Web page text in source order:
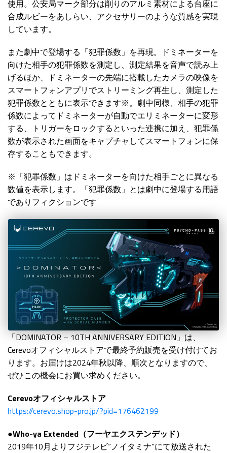
使用。公安局マーク部分は削りのアルミ素材による台座に
合成ルビーをあしらい、アクセサリーのような質感を実現
しています。
また劇中で登場する「犯罪係数」を再現。ドミネーターを
向けた相手の犯罪係数を測定し、測定結果を音声で読み上
げるほか、ドミネーターの先端に搭載したカメラの映像を
スマートフォンアプリでストリーミング再生し、測定した
犯罪係数とともに表示できます※。劇中同様、相手の犯罪
係数によってドミネーターが自動でエリミネーターに変形
する、トリガーをロックするといった連携に加え、犯罪係
数が表示された画面をキャプチャしてスマートフォンに保
存することもできます。
※「犯罪係数」はドミネーターを向けた相手ごとに異なる
数値を表示します。「犯罪係数」とは劇中に登場する用語
でありフィクションです
「DOMINATOR – 10TH ANNIVERSARY EDITION」は、
Cerevoオフィシャルストアで最終予約販売を受け付けてお
ります。お届けは2024年秋以降、順次となりますので、
ぜひこの機会にお買い求めください。
Cerevoオフィシャルストア
https://cerevo.shop-pro.jp/?pid=176462199
●Who-ya Extended（フーヤエクステンデッド）
2019年10月よりフジテレビ“ノイタミナ”にて放送された